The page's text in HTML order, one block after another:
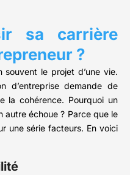
sa carrière
?
le projet d’une vie.
d’entreprise demande de
la cohérence. Pourquoi un
autre échoue ? Parce que le
une série facteurs. En voici